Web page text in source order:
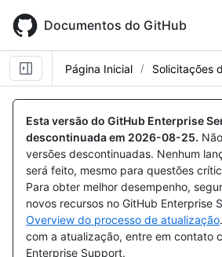
main
content
Documentos do GitHub
Página Inicial Solicitações
Esta versão do GitHub Enterprise
descontinuada em 2026-08-25.
versões descontinuadas. Nenhum
será feito, mesmo para questões
Para obter melhor desempenho,
novos recursos no GitHub Enterprise
Overview do processo de atualização
com a atualização, entre em contato
Enterprise Support.